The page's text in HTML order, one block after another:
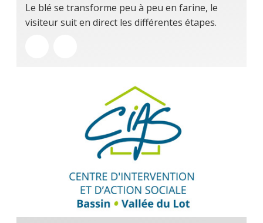
Le blé se transforme peu à peu en farine, le
visiteur suit en direct les différentes étapes.